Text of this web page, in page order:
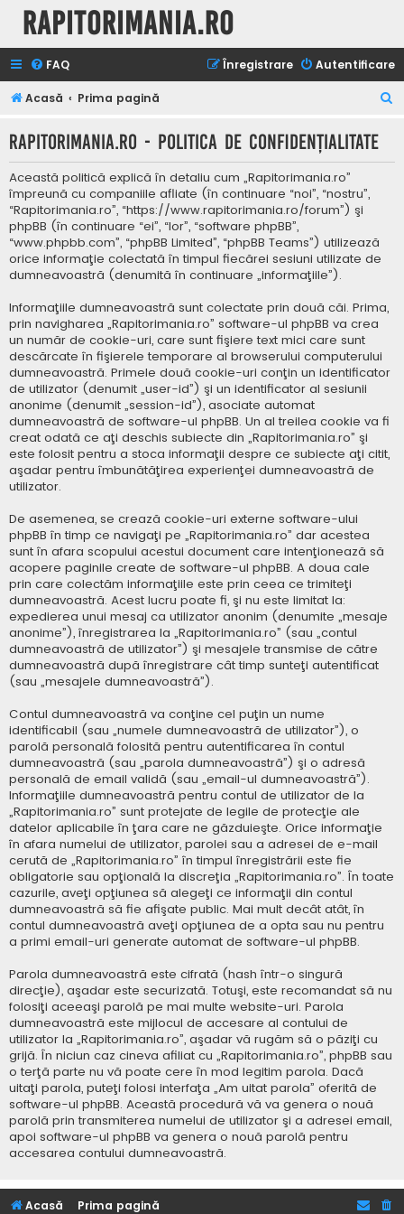
Rapitorimania.ro
FAQ Autentificare
Înregistrare
Acasă Prima pagină
t
Rapitorimania.ro - Politica de confidenţialitate
Această politică explică în detaliu cum „Rapitorimania.ro”
împreună cu companiile afliate (în continuare “noi”, “nostru”,
“Rapitorimania.ro”, “https://www.rapitorimania.ro/forum”) şi
phpBB (în continuare “ei”, “lor”, “software phpBB”,
“www.phpbb.com”, “phpBB Limited”, “phpBB Teams”) utilizează
orice informaţie colectată în timpul fiecărei sesiuni utilizate de
dumneavoastră (denumită în continuare „informaţiile”).
Informaţiile dumneavoastră sunt colectate prin două căi. Prima,
prin navigharea „Rapitorimania.ro” software-ul phpBB va crea
un număr de cookie-uri, care sunt fişiere text mici care sunt
descărcate în fişierele temporare al browserului computerului
dumneavoastră. Primele două cookie-uri conţin un identificator
de utilizator (denumit „user-id”) şi un identificator al sesiunii
anonime (denumit „session-id”), asociate automat
dumneavoastră de software-ul phpBB. Un al treilea cookie va fi
creat odată ce aţi deschis subiecte din „Rapitorimania.ro” şi
este folosit pentru a stoca informaţii despre ce subiecte aţi citit,
aşadar pentru îmbunătăţirea experienţei dumneavoastră de
utilizator.
De asemenea, se crează cookie-uri externe software-ului
phpBB în timp ce navigaţi pe „Rapitorimania.ro” dar acestea
sunt în afara scopului acestui document care intenţionează să
acopere paginile create de software-ul phpBB. A doua cale
prin care colectăm informaţiile este prin ceea ce trimiteţi
dumneavoastră. Acest lucru poate fi, şi nu este limitat la:
expedierea unui mesaj ca utilizator anonim (denumite „mesaje
anonime”), înregistrarea la „Rapitorimania.ro” (sau „contul
dumneavoastră de utilizator”) şi mesajele transmise de către
dumneavoastră după înregistrare cât timp sunteţi autentificat
(sau „mesajele dumneavoastră”).
Contul dumneavoastră va conţine cel puţin un nume
identificabil (sau „numele dumneavoastră de utilizator”), o
parolă personală folosită pentru autentificarea în contul
dumneavoastră (sau „parola dumneavoastră”) şi o adresă
personală de email validă (sau „email-ul dumneavoastră”).
Informaţiile dumneavoastră pentru contul de utilizator de la
„Rapitorimania.ro” sunt protejate de legile de protecţie ale
datelor aplicabile în ţara care ne găzduieşte. Orice informaţie
în afara numelui de utilizator, parolei sau a adresei de e-mail
cerută de „Rapitorimania.ro” în timpul înregistrării este fie
obligatorie sau opţională la discreţia „Rapitorimania.ro”. În toate
cazurile, aveţi opţiunea să alegeţi ce informaţii din contul
dumneavoastră să fie afişate public. Mai mult decât atât, în
contul dumneavoastră aveţi opţiunea de a opta sau nu pentru
a primi email-uri generate automat de software-ul phpBB.
Parola dumneavoastră este cifrată (hash într-o singură
direcţie), aşadar este securizată. Totuşi, este recomandat să nu
folosiţi aceeaşi parolă pe mai multe website-uri. Parola
dumneavoastră este mijlocul de accesare al contului de
utilizator la „Rapitorimania.ro”, aşadar vă rugăm să o păziţi cu
grijă. În niciun caz cineva afiliat cu „Rapitorimania.ro”, phpBB sau
o terţă parte nu vă poate cere în mod legitim parola. Dacă
uitaţi parola, puteţi folosi interfaţa „Am uitat parola” oferită de
software-ul phpBB. Această procedură vă va genera o nouă
parolă prin transmiterea numelui de utilizator şi a adresei email,
apoi software-ul phpBB va genera o nouă parolă pentru
accesarea contului dumneavoastră.
Acasă Prima pagină